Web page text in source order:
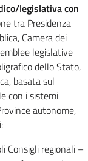
legislativa con
tra Presidenza
Camera dei
legislative
dello Stato,
basata sul
con i sistemi
autonome,
Consigli regionali –